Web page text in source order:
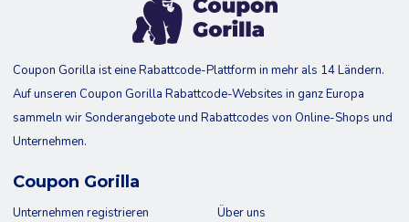
Coupon Gorilla ist eine Rabattcode-Plattform in mehr als 14 Ländern.
Auf unseren Coupon Gorilla Rabattcode-Websites in ganz Europa
sammeln wir Sonderangebote und Rabattcodes von Online-Shops und
Unternehmen.
Coupon Gorilla
Unternehmen registrieren Über uns